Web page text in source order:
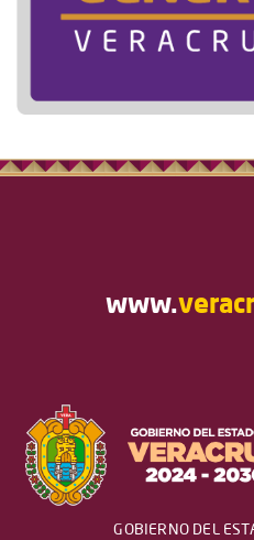
www.
GOBIERNO DEL